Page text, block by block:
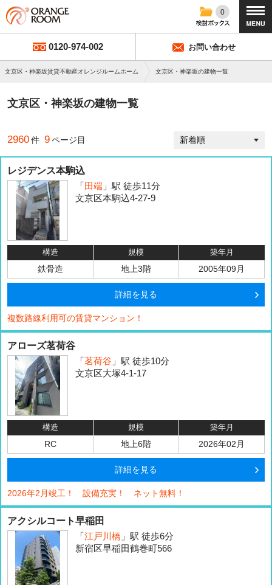
0
0120-974-002 お問い合わせ
文京区・神楽坂賃貸不動産オレンジルームホーム 文京区・神楽坂の建物一覧
文京区・神楽坂の建物一覧
2960件 9ページ目
レジデンス本駒込
「 田端 」駅 徒歩11分
文京区本駒込4-27-9
構造 規模 築年月
鉄骨造 地上3階 2005年09月
詳細を見る
複数路線利用可の賃貸マンション！
アローズ茗荷谷
「 茗荷谷 」駅 徒歩10分
文京区大塚4-1-17
構造 規模 築年月
RC 地上6階 2026年02月
詳細を見る
2026年2月竣工！ 設備充実！ ネット無料！
アクシルコート早稲田
「 江戸川橋 」駅 徒歩6分
新宿区早稲田鶴巻町566